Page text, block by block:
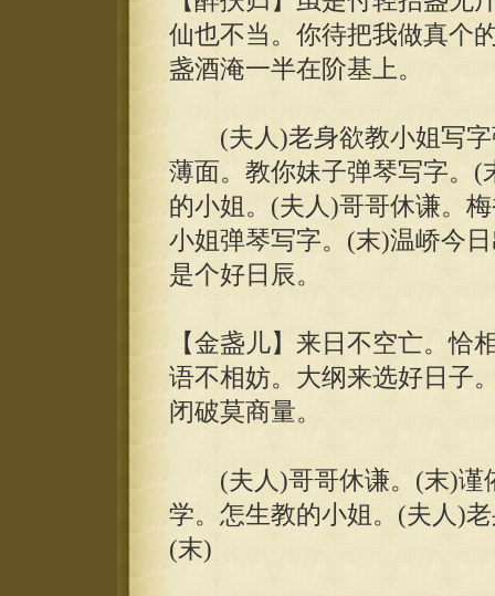
仙也不当。你待把我做真个
盏酒淹一半在阶基上。
(夫人)老身欲教小姐写字
薄面。教你妹子弹琴写字。(
的小姐。(夫人)哥哥休谦。
小姐弹琴写字。(末)温峤今
是个好日辰。
【金盏儿】来日不空亡。恰
语不相妨。大纲来选好日子
闭破莫商量。
(夫人)哥哥休谦。(末)谨
学。怎生教的小姐。(夫人)
(末)